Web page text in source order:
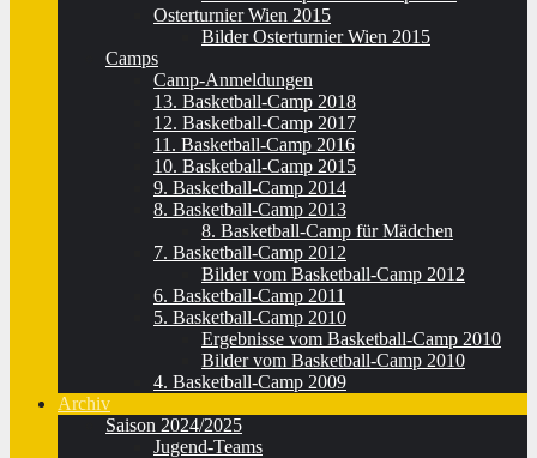
Osterturnier Wien 2015
Bilder Osterturnier Wien 2015
Camps
Camp-Anmeldungen
13. Basketball-Camp 2018
12. Basketball-Camp 2017
11. Basketball-Camp 2016
10. Basketball-Camp 2015
9. Basketball-Camp 2014
8. Basketball-Camp 2013
8. Basketball-Camp für Mädchen
7. Basketball-Camp 2012
Bilder vom Basketball-Camp 2012
6. Basketball-Camp 2011
5. Basketball-Camp 2010
Ergebnisse vom Basketball-Camp 2010
Bilder vom Basketball-Camp 2010
4. Basketball-Camp 2009
Archiv
Saison 2024/2025
Jugend-Teams